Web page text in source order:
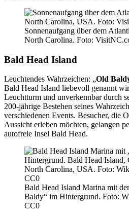
Sonnenaufgang über dem
North Carolina. Foto:
Bald Head Island
Leuchtendes Wahrzeichen: „Old
Bald Head Island liebevoll genannt
Leuchtturm und unverkennbar durch
200-jährige Bestehen seines
verschiedenen Events. Besucher, die
Aussicht erleben möchten, gelangen
autofreie Insel Bald Head.
Bald Head Island Marina mit
Baldy“ im Hintergrund. Foto:
CC0